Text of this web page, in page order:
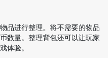
品进行整理。将不需要的物品
数量。整理背包还可以让玩家
体验。